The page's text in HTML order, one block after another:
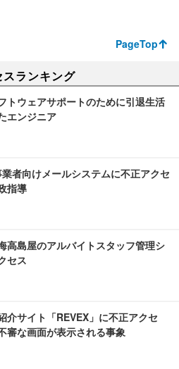
PageTop
スランキング
トウェアサポートのために引退生活
エンジニア
者向けメールシステムに不正アクセ
指導
高島屋のアルバイトスタッフ管理シ
セス
介サイト「REVEX」に不正アクセ
審な画面が表示される事象